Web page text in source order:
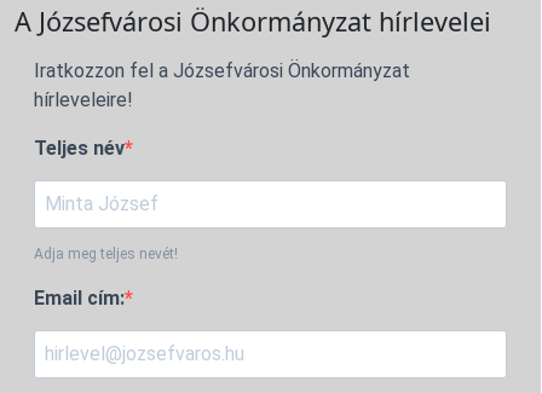
A Józsefvárosi Önkormányzat hírlevelei
Iratkozzon fel a Józsefvárosi Önkormányzat
hírleveleire!
Teljes név
Adja meg teljes nevét!
Email cím: